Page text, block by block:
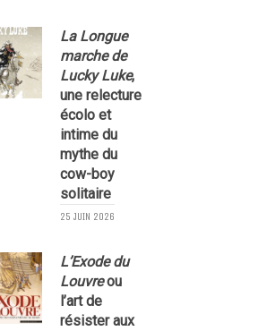
La Longue
marche de
Lucky Luke,
une relecture
écolo et
intime du
mythe du
cow-boy
solitaire
25 JUIN 2026
L’Exode du
Louvreou
l’art de
résister aux